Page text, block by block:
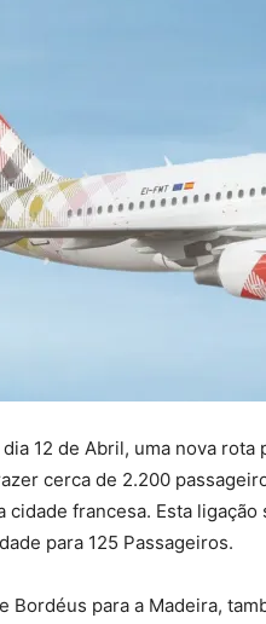
12 de Abril, uma nova
cerca de 2.200
cidade francesa. Esta
para 125 Passageiros.
Bordéus para a Madeira,